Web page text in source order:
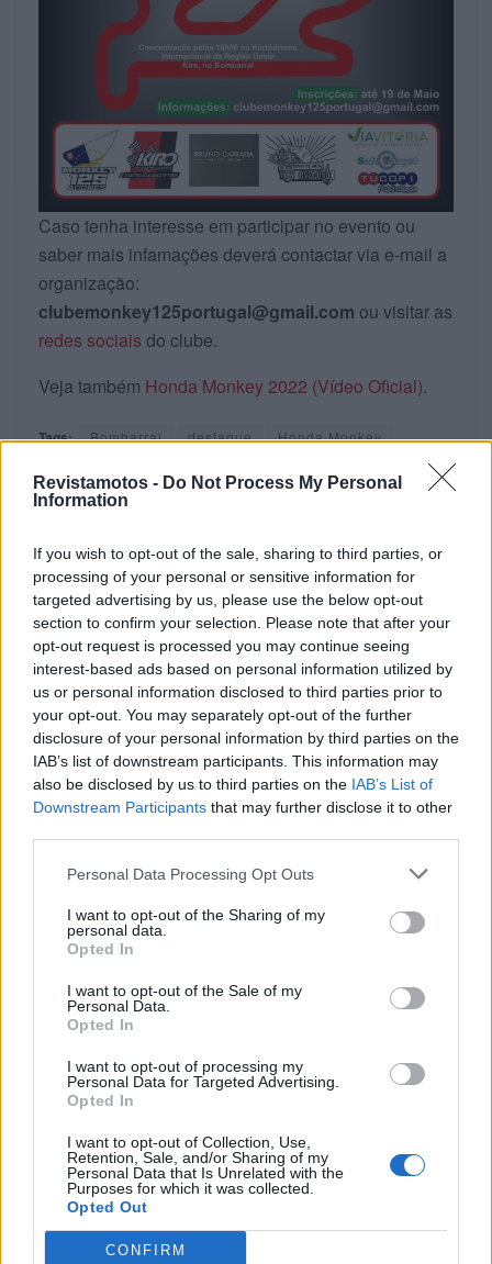
Revistamotos - Do Not Process My Personal
Information
If you wish to opt-out of the sale, sharing to third parties, or
processing of your personal or sensitive information for
targeted advertising by us, please use the below opt-out
section to confirm your selection. Please note that after your
opt-out request is processed you may continue seeing
interest-based ads based on personal information utilized by
us or personal information disclosed to third parties prior to
your opt-out. You may separately opt-out of the further
disclosure of your personal information by third parties on the
IAB’s list of downstream participants. This information may
also be disclosed by us to third parties on the IAB’s List of
Downstream Participants that may further disclose it to other
Personal Data Processing Opt Outs
I want to opt-out of the Sharing of my
personal data.
Opted In
I want to opt-out of the Sale of my
Personal Data.
Opted In
I want to opt-out of processing my
Personal Data for Targeted Advertising.
Opted In
I want to opt-out of Collection, Use,
Retention, Sale, and/or Sharing of my
Personal Data that Is Unrelated with the
Purposes for which it was collected.
Opted Out
CONFIRM
Caso tenha interesse em participar no evento ou
saber mais infamações deverá contactar via e-mail a
organização:
clubemonkey125portugal@gmail.com ou visitar as
redes sociais do clube.
Veja também Honda Monkey 2022 (Vídeo Oficial).
Tags: Bombarral destaque
Honda Monkey
RELACIONADOS
Africa Twin junta mais de 100 aventureiros
no Norte de Portugal
O Norte de Portugal voltou a receber a comunidade Africa
Twin para mais um encontro dedicado ao mototurismo.
Desta...